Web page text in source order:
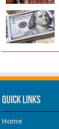
Quick Links
Home